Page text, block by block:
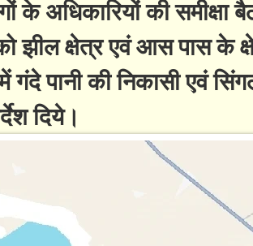
के अधिकारियों की समीक्षा
झील क्षेत्र एवं आस पास के
पानी की निकासी एवं
दिये।